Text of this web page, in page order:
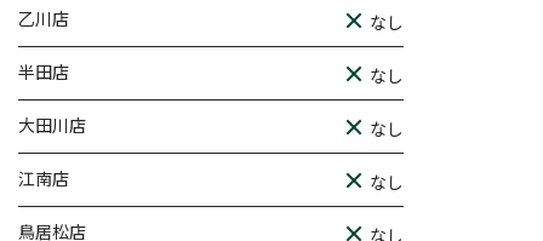
乙川店 なし
半田店 なし
大田川店 なし
江南店 なし
鳥居松店 なし